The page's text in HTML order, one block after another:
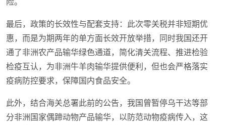
险。
最后，政策的长效性与配套支持：此次零关税并非短期优
惠，而是为期两年的单方面长效开放举措，同时我国还开
通了非洲农产品输华绿色通道，简化清关流程、推进检验
检疫互认，为非洲牛羊肉输华提供便利，但也会严格落实
疫病防控要求，保障国内食品安全。
此外，结合海关总署此前的公告，我国曾暂停乌干达等部
分非洲国家偶蹄动物产品输华，以防范动物疫病传入，这